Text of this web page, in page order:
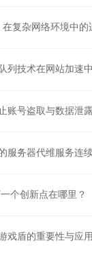
在复杂网络环境中的
列技术在网站加速
账号盗取与数据泄
服务器代维服务连
个创新点在哪里？
戏盾的重要性与应